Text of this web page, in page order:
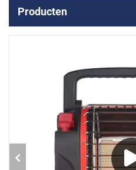
Producten